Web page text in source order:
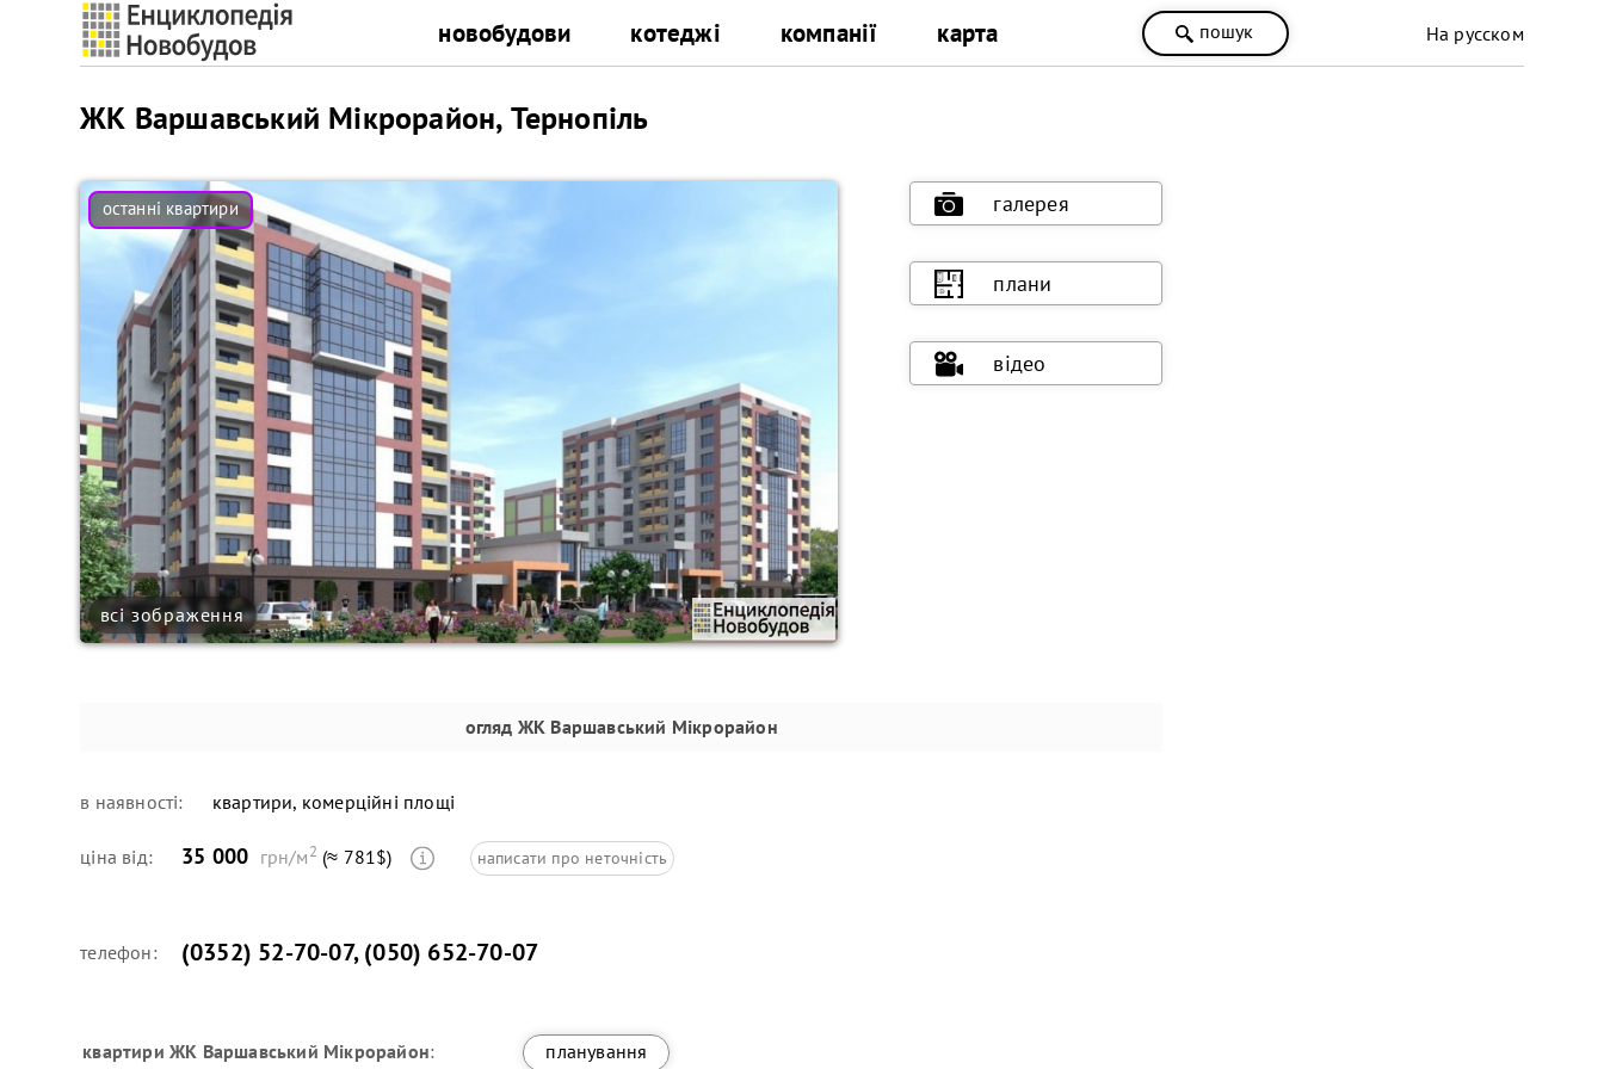
новобудови котеджі компанії карта пошук На русском
ЖК Варшавський Мікрорайон, Тернопіль
всі зображення
галерея
плани
відео
огляд ЖК Варшавський Мікрорайон
в наявності: квартири, комерційні площі
ціна від: 35 000 грн/м2 (≈ 781$) написати про неточність
телефон: (0352) 52-70-07,(050) 652-70-07
квартири ЖК Варшавський Мікрорайон: планування